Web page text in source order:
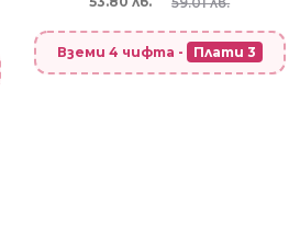
Вземи 4 чифта - Плати 3